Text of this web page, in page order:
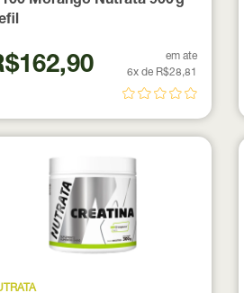
em ate
6x de R$28,81